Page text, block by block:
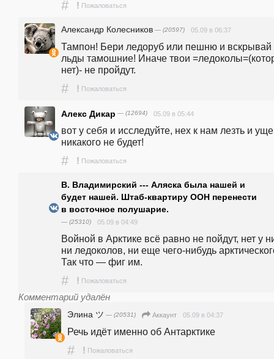
# ! Пожаловаться
Александр Колесников — (20597) 05.09 в 06:37
Тампон! Бери ледоруб или пешню и вскрывай
льды тамошние! Иначе твои
нет)- не пройдут.
# ! Пожаловаться
Алекс Дикар — (12694) 05.09 в 05:44
вот у себя и исследуйте, нех к нам лезть и
никакого не будет!
# ! Пожаловаться
В. Владимирский --- Аляска была нашей и
будет нашей. Штаб-квартиру ООН перенести
в восточное полушарие.
— (25310) 05.09 в 04:49
Войной в Арктике всё равно не пойдут, нет у
ни ледоколов, ни еще чего-нибудь
Так что — фиг им.
# ! Пожаловаться
Комментарий удалён
Элина ツ — (20531) Аккаунт 05.09 в 04:37
Речь идёт именно об Антарктике
# ! Пожаловаться